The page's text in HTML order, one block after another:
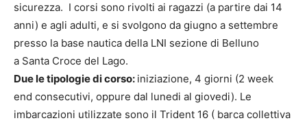
sicurezza. I corsi sono rivolti ai ragazzi (a partire dai 14
anni) e agli adulti, e si svolgono da giugno a settembre
presso la base nautica della LNI sezione di Belluno
a Santa Croce del Lago.
Due le tipologie di corso: iniziazione, 4 giorni (2 week
end consecutivi, oppure dal lunedi al giovedi). Le
imbarcazioni utilizzate sono il Trident 16 ( barca collettiva